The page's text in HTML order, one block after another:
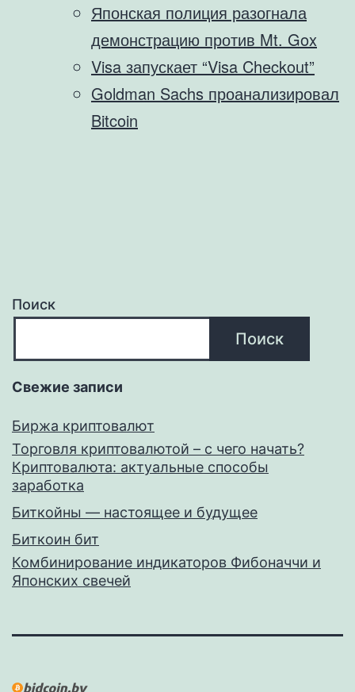
Японская полиция разогнала
демонстрацию против Mt. Gox
Visa запускает “Visa Checkout”
Goldman Sachs проанализировал
Bitcoin
Поиск
Поиск
Свежие записи
Биржа криптовалют
Торговля криптовалютой – с чего начать?
Криптовалюта: актуальные способы
заработка
Биткойны — настоящее и будущее
Биткоин бит
Комбинирование индикаторов Фибоначчи и
Японских свечей